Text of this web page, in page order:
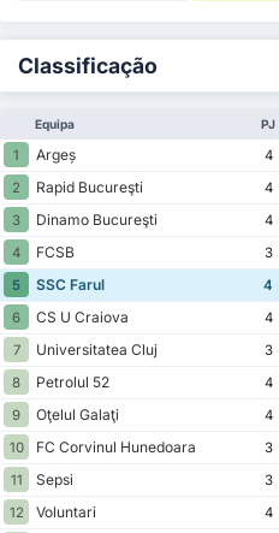
Classificação
Equipa PJ
1 Argeș 4
2
Rapid Bucureşti 4
3
Dinamo Bucureşti 4
4
FCSB 3
5
SSC Farul 4
6
CS U Craiova 4
7
Universitatea Cluj 3
8
Petrolul 52 4
9
Oţelul Galaţi 4
10
FC Corvinul Hunedoara 3
11
Sepsi 3
12
Voluntari 4